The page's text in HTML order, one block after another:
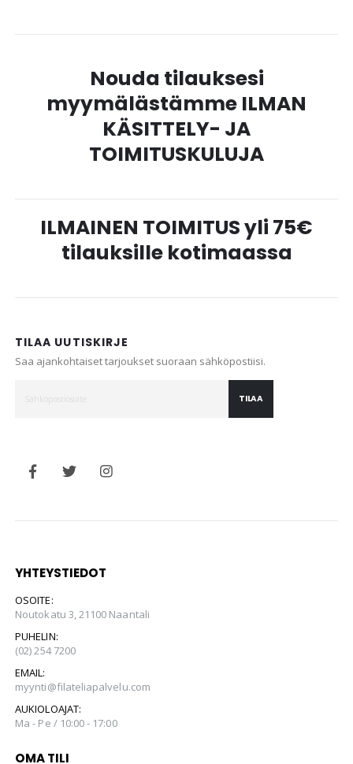
Nouda tilauksesi
myymälästämme ILMAN
KÄSITTELY- JA
TOIMITUSKULUJA
ILMAINEN TOIMITUS yli 75€
tilauksille kotimaassa
TILAA UUTISKIRJE
Saa ajankohtaiset tarjoukset suoraan sähköpostiisi.
TILAA
YHTEYSTIEDOT
OSOITE:
Noutokatu 3, 21100 Naantali
PUHELIN:
(02) 254 7200
EMAIL:
myynti@filateliapalvelu.com
AUKIOLOAJAT:
Ma - Pe / 10:00 - 17:00
OMA TILI